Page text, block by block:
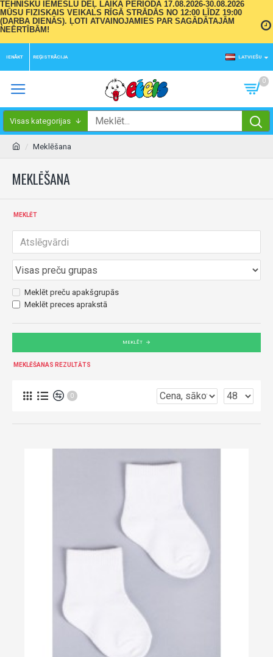
TEHNISKU IEMESLU DĒĻ LAIKA PERIODĀ 17.08.2026-30.08.2026
MŪSU FIZISKAIS VEIKALS RĪGĀ STRĀDĀS NO 12:00 LĪDZ 19:00
(DARBA DIENĀS). ĻOTI ATVAINOJAMIES PAR SAGĀDĀTAJĀM
NEĒRTĪBĀM!
IENĀKT REĢISTRĀCIJA LATVIEŠU
0
Visas kategorijas
Meklēšana
MEKLĒŠANA
MEKLĒT
Meklēt preču apakšgrupās
Meklēt preces aprakstā
MEKLĒT
MEKLĒŠANAS REZULTĀTS
0